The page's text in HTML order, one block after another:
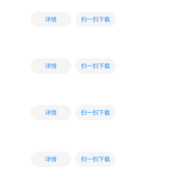
详情 扫一扫下载
详情 扫一扫下载
详情 扫一扫下载
详情 扫一扫下载